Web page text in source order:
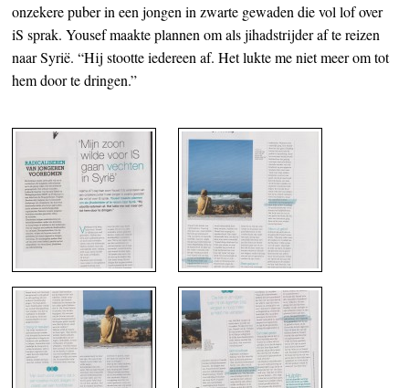
onzekere puber in een jongen in zwarte gewaden die vol lof over
iS sprak. Yousef maakte plannen om als jihadstrijder af te reizen
naar Syrië. “Hij stootte iedereen af. Het lukte me niet meer om tot
hem door te dringen.”